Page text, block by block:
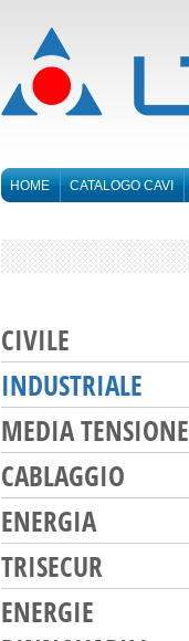
HOME CATALOGO CAVI
CIVILE
INDUSTRIALE
MEDIA TENSIONE
CABLAGGIO
ENERGIA
TRISECUR
ENERGIE